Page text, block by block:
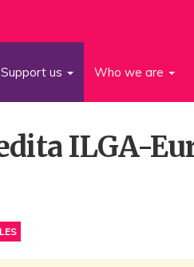
Support us Who we are
ILGA-